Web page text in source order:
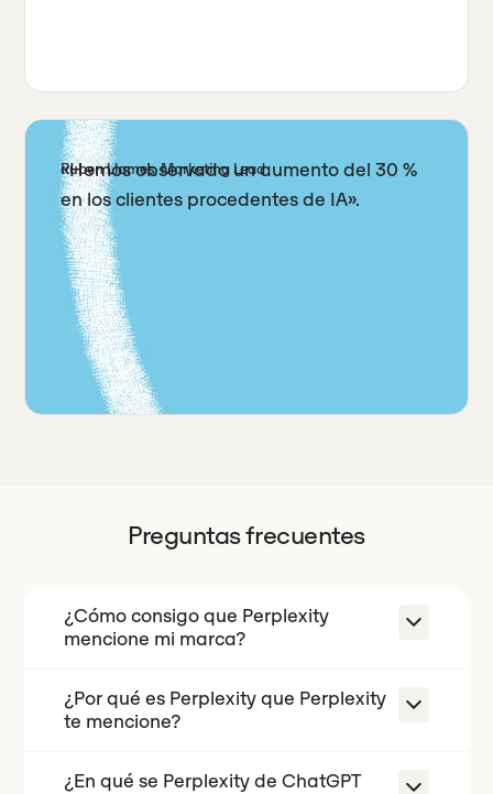
Ruben Llames, Marketing Lead
«Hemos observado un aumento del 30 %
en los clientes procedentes de IA».
Preguntas frecuentes
¿Cómo consigo que Perplexity
mencione mi marca?
Perplexity buscando en la web en
tiempo real y enlazando las fuentes
¿Por qué es Perplexity que Perplexity
te mencione?
Perplexity sus fuentes, por lo que una
¿En qué se Perplexity de ChatGPT